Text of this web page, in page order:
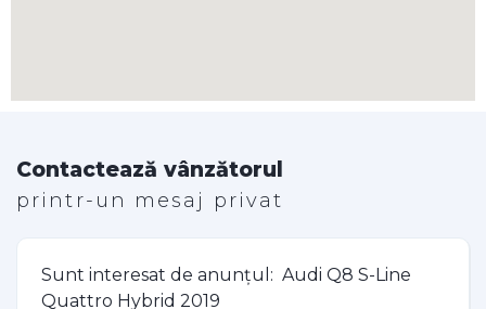
Contactează vânzătorul
printr-un mesaj privat